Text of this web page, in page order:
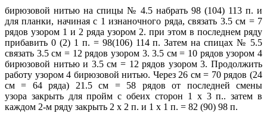
бирюзовой нитью на спицы № 4.5 набрать 98 (104) 113 п. и
для планки, начиная с 1 изнаночного ряда, связать 3.5 см = 7
рядов узором 1 и 2 ряда узором 2. при этом в последнем ряду
прибавить 0 (2) 1 п. = 98(106) 114 п. Затем на спицах № 5.5
связать 3.5 см = 12 рядов узором 3. 3.5 см = 10 рядов узором 4
бирюзовой нитью и 3.5 см = 12 рядов узором 3. Продолжить
работу узором 4 бирюзовой нитью. Через 26 см = 70 рядов (24
см = 64 ряда) 21.5 см = 58 рядов от последней смены
узора закрыть для пройм с обеих сторон 1 х 3 п.. затем в
каждом 2-м ряду закрыть 2 х 2 п. и 1 х 1 п. = 82 (90) 98 п.